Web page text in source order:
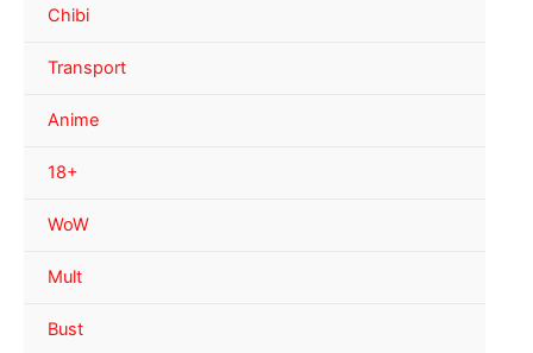
Chibi
Transport
Anime
18+
WoW
Mult
Bust